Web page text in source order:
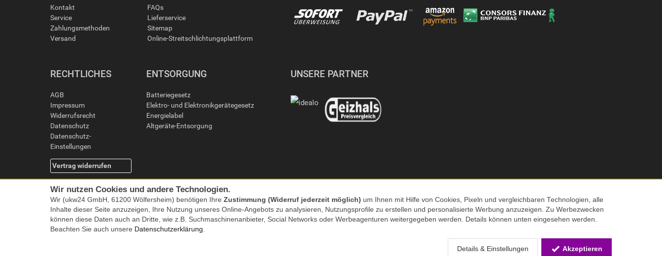
Kontakt
Service
Zahlungsmethoden
Versand
FAQs
Lieferservice
Sitemap
Online-Streitschlichtungsplattform
RECHTLICHES
AGB
Impressum
Widerrufsrecht
Datenschutz
Datenschutz-
Einstellungen
Vertrag widerrufen
ENTSORGUNG
Batteriegesetz
Elektro- und Elektronikgerätegesetz
Energielabel
Altgeräte-Entsorgung
UNSERE PARTNER
© 2026 Screenmaxx
Alle Preise inkl. MwSt. zzgl. Versand | *) Unverbindliche Preisempfehlung | **) Ehemaliger Verkaufspreis
Wir nutzen Cookies und andere Technologien.
Wir (ukw24 GmbH, 61200 Wölfersheim) benötigen Ihre Zustimmung (Widerruf jederzeit möglich) um Ihnen mit Hilfe von Cookies, Pixeln und vergleichbaren Technologien, alle
Inhalte dieser Seite anzuzeigen, Ihre Nutzung unseres Online-Angebots zu analysieren, Nutzungsprofile zu erstellen und personalisierte Werbung anzuzeigen. Zu Werbezwecken
können diese Daten auch an Dritte, wie z.B. Suchmaschinenanbieter, Social Networks oder Werbeagenturen weitergegeben werden. Details können unten eingesehen werden.
Beachten Sie auch unsere Datenschutzerklärung.
Details & Einstellungen Akzeptieren